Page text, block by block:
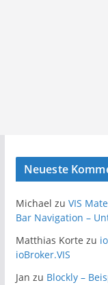
Neueste
Michael zu VIS
Bar Navigation –
Matthias Korte zu
ioBroker.VIS
Jan zu Blockly –